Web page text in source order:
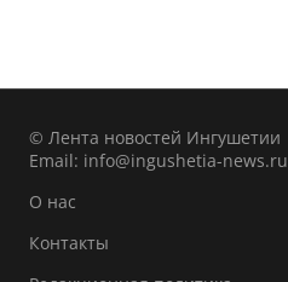
© Лента новостей Ингушетии
Email: info@ingushetia-news.ru
О нас
Контакты